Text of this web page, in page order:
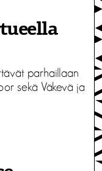
parhaillaan
sekä Väkevä ja